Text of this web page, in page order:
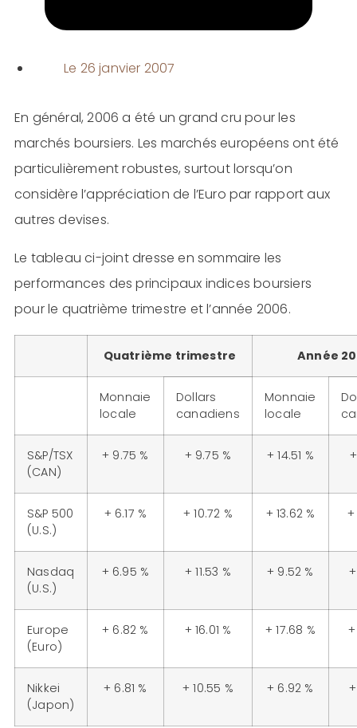
Le 26 janvier 2007
En général, 2006 a été un grand cru pour les
marchés boursiers. Les marchés européens ont été
particulièrement robustes, surtout lorsqu’on
considère l’appréciation de l’Euro par rapport aux
autres devises.
Le tableau ci-joint dresse en sommaire les
performances des principaux indices boursiers
pour le quatrième trimestre et l’année 2006.
Quatrième trimestre Année
Monnaie
locale
Dollars
canadiens
Monnaie
locale
S&P/TSX
(CAN)
+ 9.75 % + 9.75 % + 14.51 %
S&P 500
(U.S.)
+ 6.17 % + 10.72 % + 13.62 % +
Nasdaq
(U.S.)
+ 6.95 % + 11.53 % + 9.52 %
Europe
(Euro)
+ 6.82 % + 16.01 % + 17.68 %
Nikkei
(Japon)
+ 6.81 % + 10.55 % + 6.92 %